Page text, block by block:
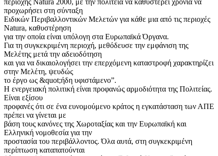
περιοχής Νatura 2000, με την πολιτεία να καθυστερεί χρόνια να
προχωρήσει στη σύνταξη
Ειδικών Περιβαλλοντικών Μελετών για κάθε μια από τις περιοχές
Νatura, καθυστέρηση
για την οποία είναι υπόλογη στα Ευρωπαϊκά Όργανα.
Για τη συγκεκριμένη περιοχή, μεθόδευσε την εμφάνιση της
Μελέτης μετά την αδειοδότηση
και για να δικαιολογήσει την επερχόμενη καταστροφή χαρακτηρίζει
στην Μελέτη, ψευδώς
το έργο ως &quot;ήδη υφιστάμενο”.
Η ενεργειακή πολιτική είναι προφανώς αρμοδιότητα της Πολιτείας.
Είναι εξίσου
προφανές ότι σε ένα ευνομούμενο κράτος η εγκατάσταση των ΑΠΕ
πρέπει να γίνεται με
βάση τους κανόνες της Χωροταξίας και την Ευρωπαϊκή και
Ελληνική νομοθεσία για την
προστασία του περιβάλλοντος. Όλα αυτά, στη συγκεκριμένη
περίπτωση καταπατούνται